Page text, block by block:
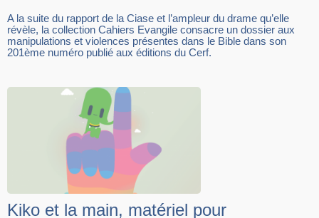
A la suite du rapport de la Ciase et l’ampleur du drame qu’elle
révèle, la collection Cahiers Evangile consacre un dossier aux
manipulations et violences présentes dans le Bible dans son
201ème numéro publié aux éditions du Cerf.
Kiko et la main, matériel pour